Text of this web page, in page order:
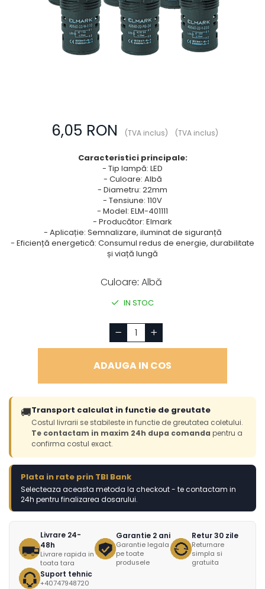
Prize și fișe industriale
Variator de tensiune
Întrerupătoare
6,05 RON (TVA inclus) (TVA inclus)
Caracteristici principale:
- Tip lampă: LED
- Culoare: Albă
- Diametru: 22mm
- Tensiune: 110V
- Model: ELM-401111
- Producător: Elmark
- Aplicație: Semnalizare, iluminat de siguranță
- Eficiență energetică: Consumul redus de energie, durabilitate
și viață lungă
Culoare: Albă
IN STOC
ADAUGA IN COS
🚚Transport calculat in functie de greutate
Costul livrarii se stabileste in functie de greutatea coletului.
Te contactam in maxim 24h dupa comanda pentru a
confirma costul exact.
Plata in rate prin TBI Bank
Selecteaza aceasta metoda la checkout - te contactam in
24h pentru finalizarea dosarului.
Livrare 24-
48h
Livrare rapida in
toata tara
Garantie 2 ani
Garantie legala
pe toate
produsele
Retur 30 zile
Returnare
simpla si
gratuita
Suport tehnic
+40747948720